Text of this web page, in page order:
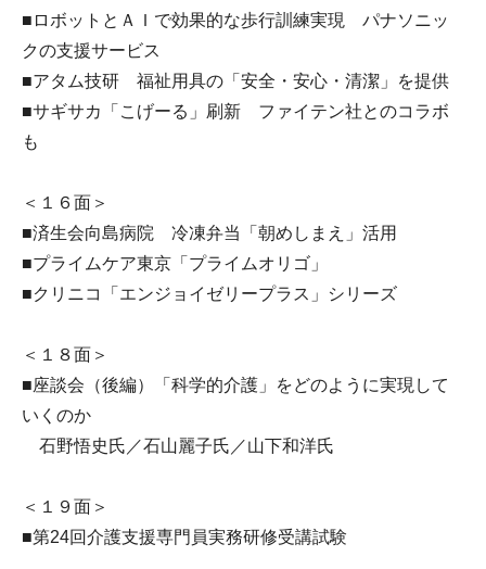
■ロボットとＡＩで効果的な歩行訓練実現 パナソニッ
クの支援サービス
■アタム技研 福祉用具の「安全・安心・清潔」を提供
■サギサカ「こげーる」刷新 ファイテン社とのコラボ
も
＜１６面＞
■済生会向島病院 冷凍弁当「朝めしまえ」活用
■プライムケア東京「プライムオリゴ」
■クリニコ「エンジョイゼリープラス」シリーズ
＜１８面＞
■座談会（後編）「科学的介護」をどのように実現して
いくのか
石野悟史氏／石山麗子氏／山下和洋氏
＜１９面＞
■第24回介護支援専門員実務研修受講試験